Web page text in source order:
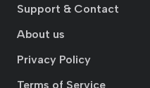
Support & Contact
About us
Privacy Policy
Terms of Service